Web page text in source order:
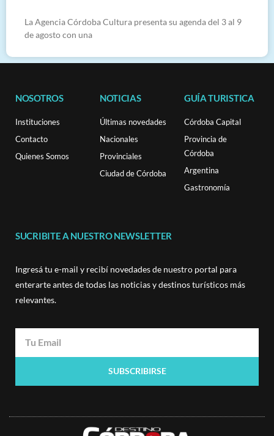
La Agencia Córdoba Cultura presenta su agenda del 3 al 9
de agosto con una
NOSOTROS
Instituciones
Contacto
Quienes Somos
NOTICIAS
Últimas novedades
Nacionales
Provinciales
Ciudad de Córdoba
GUÍA TURISTICA
Córdoba Capital
Provincia de
Córdoba
Argentina
Gastronomía
SUCRIBITE A NUESTRO NEWSLETTER
Ingresá tu e-mail y recibí novedades de nuestro portal para
enterarte antes de todas las noticias y destinos turísticos más
relevantes.
SUBSCRIBIRSE